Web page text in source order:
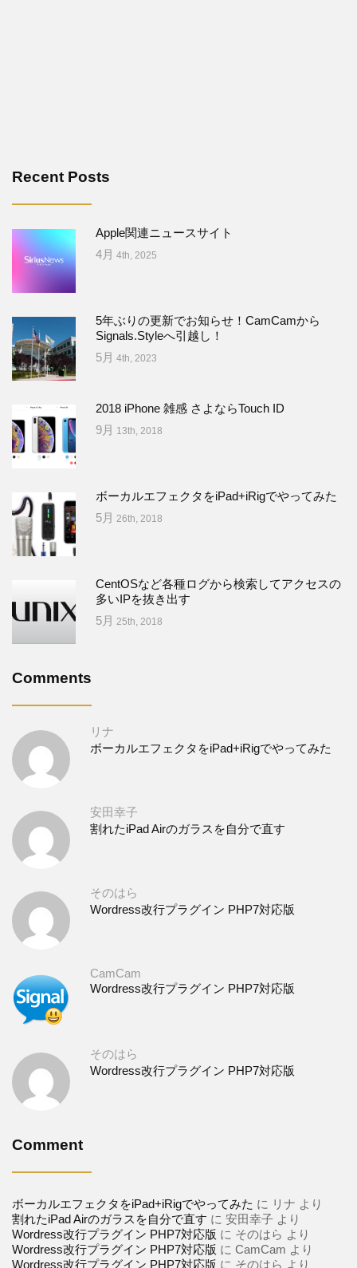
Recent Posts
Apple関連ニュースサイト
4月 4th, 2025
5年ぶりの更新でお知らせ！CamCamから
Signals.Styleへ引越し！
5月 4th, 2023
2018 iPhone 雑感 さよならTouch ID
9月 13th, 2018
ボーカルエフェクタをiPad+iRigでやってみた
5月 26th, 2018
CentOSなど各種ログから検索してアクセスの
多いIPを抜き出す
5月 25th, 2018
Comments
リナ
ボーカルエフェクタをiPad+iRigでやってみた
安田幸子
割れたiPad Airのガラスを自分で直す
そのはら
Wordress改行プラグイン PHP7対応版
CamCam
Wordress改行プラグイン PHP7対応版
そのはら
Wordress改行プラグイン PHP7対応版
Comment
ボーカルエフェクタをiPad+iRigでやってみた に リナ より
割れたiPad Airのガラスを自分で直す に 安田幸子 より
Wordress改行プラグイン PHP7対応版 に そのはら より
Wordress改行プラグイン PHP7対応版 に CamCam より
Wordress改行プラグイン PHP7対応版 に そのはら より